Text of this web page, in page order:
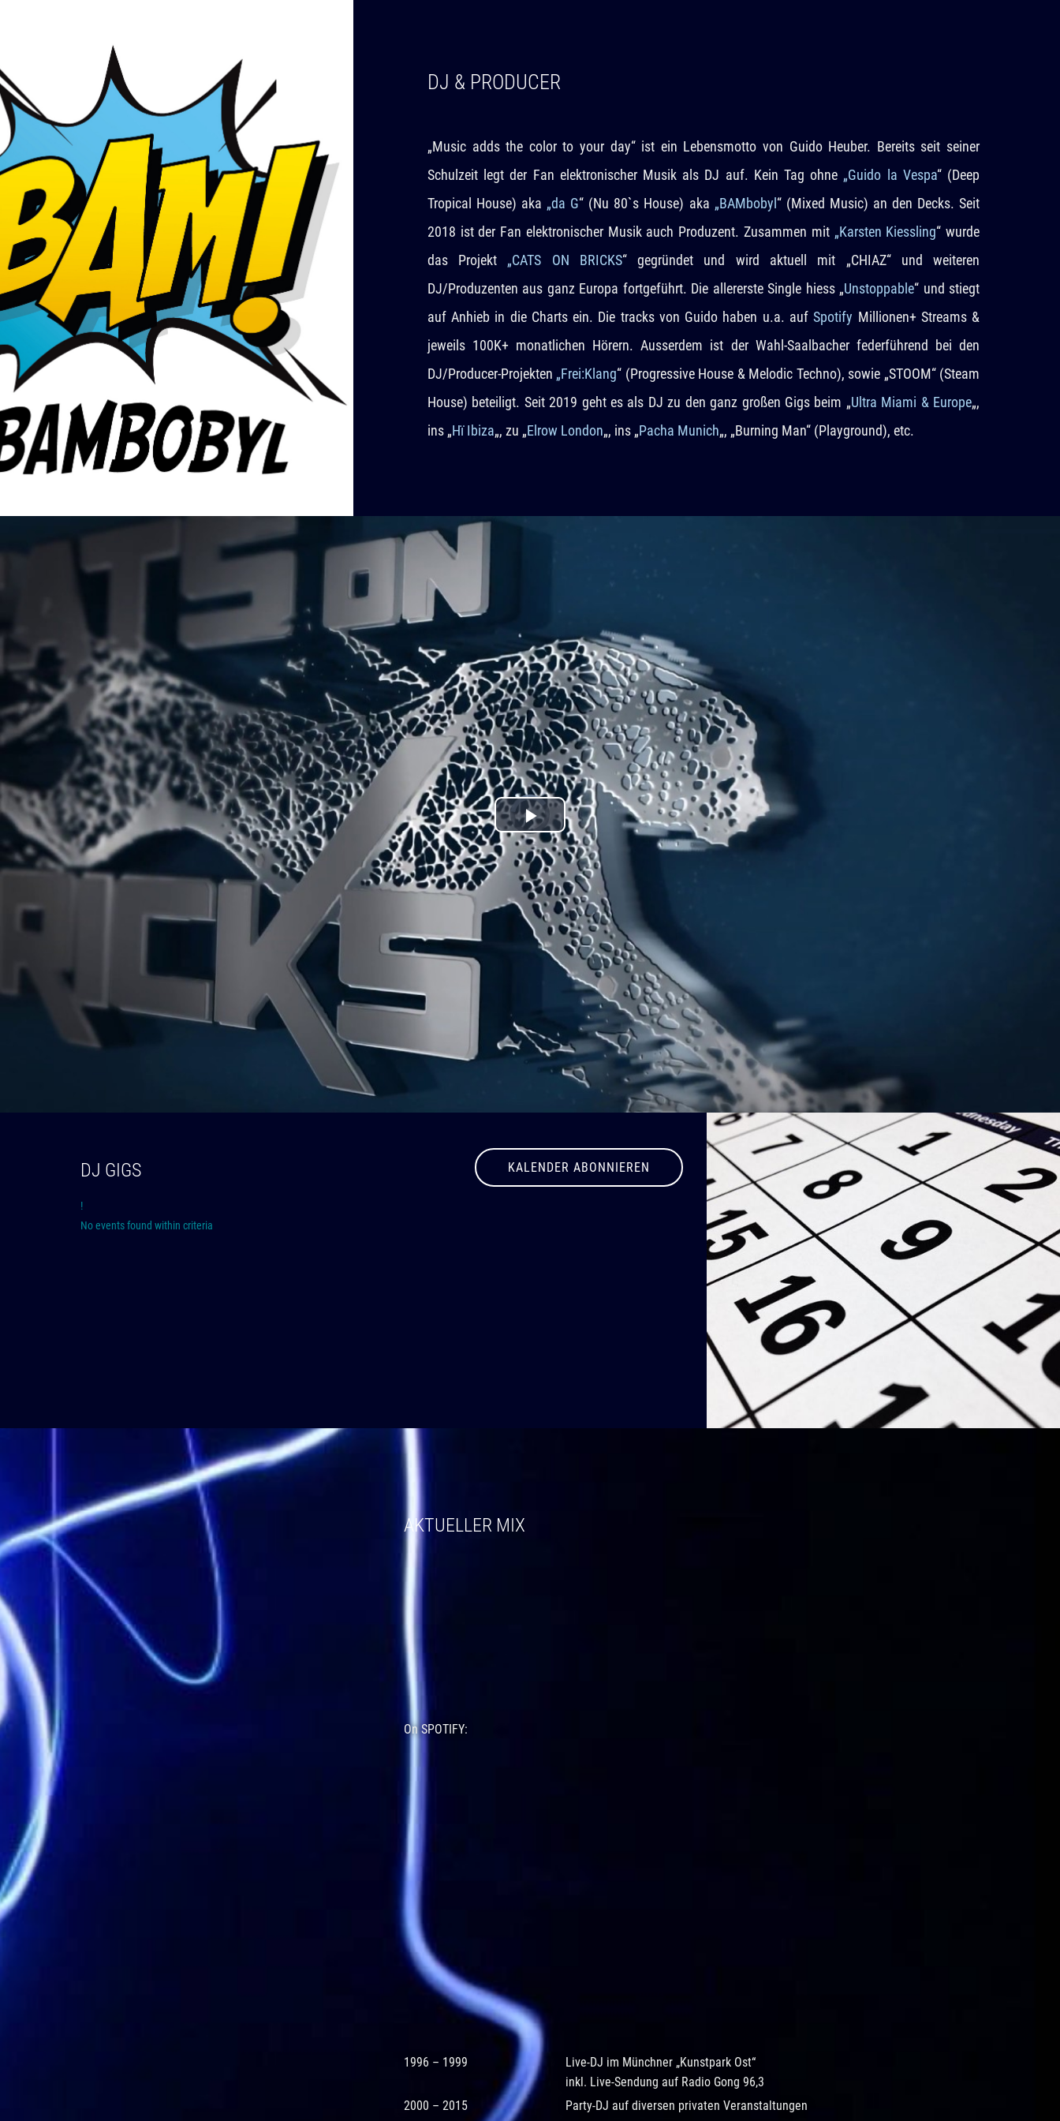
DJ & PRODUCER
„Music adds the color to your day“ ist ein Lebensmotto von Guido Heuber. Bereits seit seiner
Schulzeit legt der Fan elektronischer Musik als DJ auf. Kein Tag ohne „Guido la Vespa“ (Deep
Tropical House) aka „da G“ (Nu 80`s House) aka „BAMbobyl “ (Mixed Music) an den Decks. Seit
2018 ist der Fan elektronischer Musik auch Produzent. Zusammen mit „Karsten Kiessling“ wurde
das Projekt „CATS ON BRICKS“ gegründet und wird aktuell mit „CHIAZ“ und weiteren
DJ/Produzenten aus ganz Europa fortgeführt. Die allererste Single hiess „Unstoppable“ und stiegt
auf Anhieb in die Charts ein. Die tracks von Guido haben u.a. aufSpotify Millionen+ Streams &
jeweils 100K+ monatlichen Hörern. Ausserdem ist der Wahl-Saalbacher federführend bei den
DJ/Producer-Projekten „Frei:Klang“ (Progressive House & Melodic Techno), sowie „STOOM“ (Steam
House) beteiligt. Seit 2019 geht es als DJ zu den ganz großen Gigs beim „Ultra Miami & Europe„,
ins „Hï Ibiza„, zu „Elrow London„, ins „Pacha Munich„, „Burning Man“ (Playground), etc.
Play
Video
DJ GIGS
!
No events found within criteria
KALENDER ABONNIEREN
AKTUELLER MIX
On SPOTIFY:
1996 – 1999
Live-DJ im Münchner „Kunstpark Ost“
inkl. Live-Sendung auf Radio Gong 96,3
2000 – 2015
Party-DJ auf diversen privaten Veranstaltungen